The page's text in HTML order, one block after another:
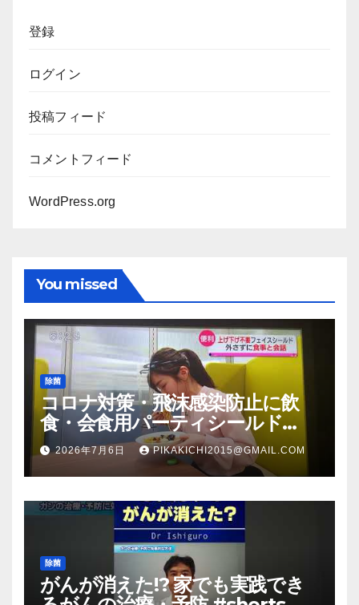
登録
ログイン
投稿フィード
コメントフィード
WordPress.org
You missed
除菌
コロナ対策・飛沫感染防止に飲
食・会食用パーティシールド
（マスク会食代替品）ＦＢＣ福井
放送のＴＶ番組での紹介映像
2026年7月6日 PIKAKICHI2015@GMAIL.COM
除菌
がんが消えた!? 家でも実践でき